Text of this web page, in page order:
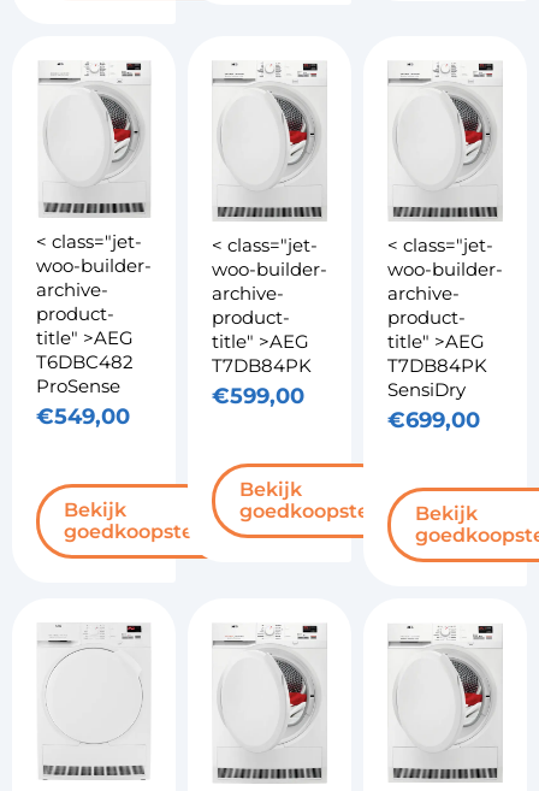
< class="jet-
woo-builder-
archive-
product-
title" >AEG
T6DBC482
ProSense
€549,00
Bekijk
goedkoopste
< class="jet-
woo-builder-
archive-
product-
title" >AEG
T7DB84PK
€599,00
Bekijk
goedkoopste
< class="jet-
woo-builder-
archive-
product-
title" >AEG
T7DB84PK
SensiDry
€699,00
Bekijk